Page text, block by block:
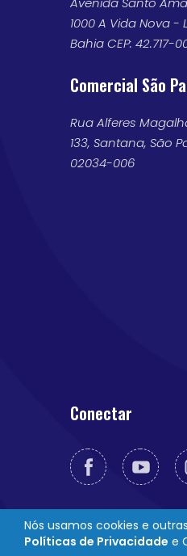
1000 A Vida Nova -
Bahia CEP: 42.717-
Comercial São
Rua Alferes
133, Santana, São
02034-006
Conectar
© 2026 Novabrink.
Nós usamos cookies e
Políticas de Privacidade e